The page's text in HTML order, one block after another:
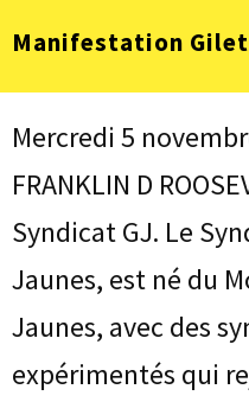
au
(Pressez
Entrée)
Manifestation
Mercredi 5
FRANKLIN D
Syndicat GJ. Le
Jaunes, est né du
Jaunes, avec des
expérimentés qui